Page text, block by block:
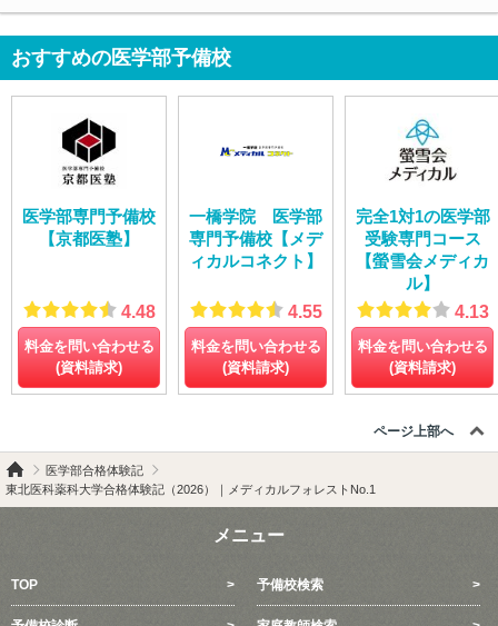
おすすめの医学部予備校
医学部専門予備校
【京都医塾】
4.48
料金を問い合わせる
(資料請求)
一橋学院 医学部
専門予備校【メデ
ィカルコネクト】
4.55
料金を問い合わせる
(資料請求)
完全1対1の医学部
受験専門コース
【螢雪会メディカ
ル】
4.13
料金を問い合わせる
(資料請求)
ページ上部へ
医学部合格体験記
東北医科薬科大学合格体験記（2026）｜メディカルフォレストNo.1
メニュー
TOP 予備校検索